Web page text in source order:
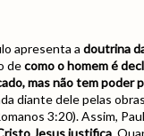
apresenta a doutrina
decomo o homem é
mas não tem poder
diante dele pelas
3:20). Assim,